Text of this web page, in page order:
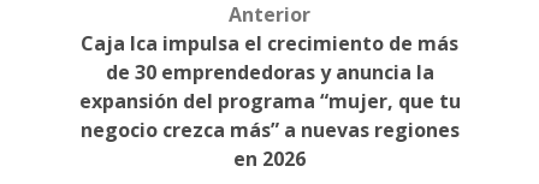
navigation
Anterior
Caja Ica impulsa el crecimiento de más
de 30 emprendedoras y anuncia la
expansión del programa “mujer, que tu
negocio crezca más” a nuevas regiones
en 2026